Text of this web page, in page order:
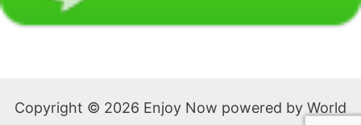
Copyright © 2026 Enjoy Now powered by World